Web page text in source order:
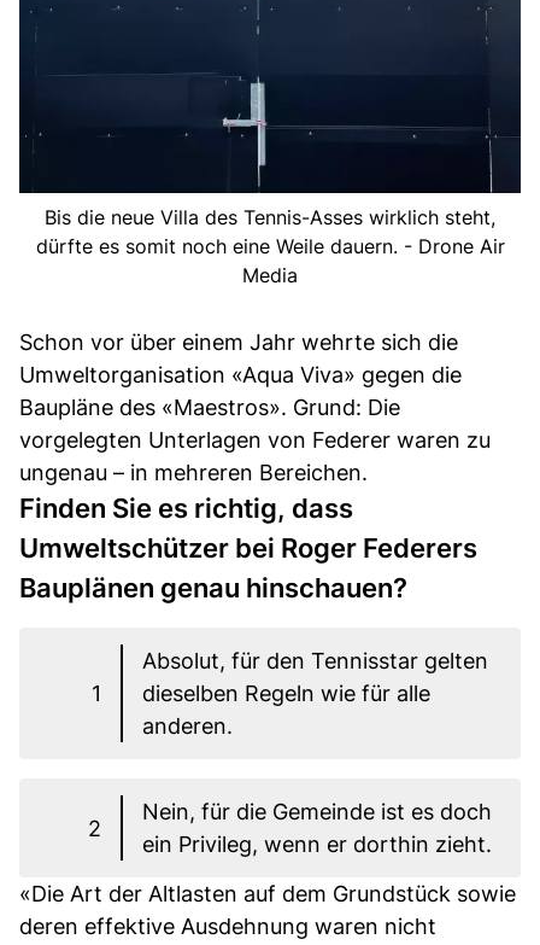
Bis die neue Villa des Tennis-Asses wirklich steht,
dürfte es somit noch eine Weile dauern. - Drone Air
Media
Schon vor über einem Jahr wehrte sich die
Umweltorganisation «Aqua Viva» gegen die
Baupläne des «Maestros». Grund: Die
vorgelegten Unterlagen von Federer waren zu
ungenau – in mehreren Bereichen.
Finden Sie es richtig, dass
Umweltschützer bei Roger Federers
Bauplänen genau hinschauen?
1
Absolut, für den Tennisstar gelten
dieselben Regeln wie für alle
anderen.
2
Nein, für die Gemeinde ist es doch
ein Privileg, wenn er dorthin zieht.
«Die Art der Altlasten auf dem Grundstück sowie
deren effektive Ausdehnung waren nicht